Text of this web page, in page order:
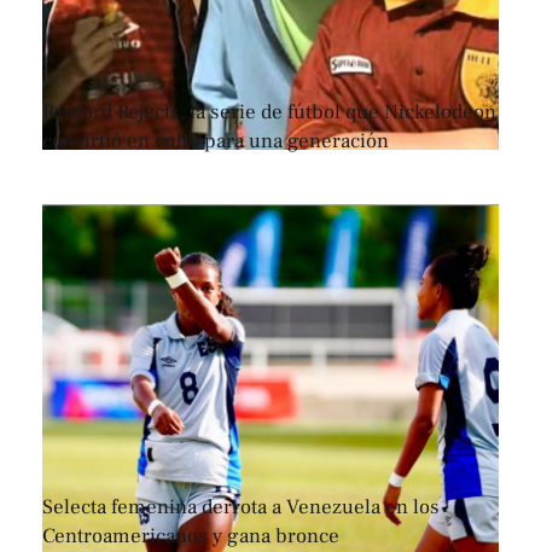
Renford Rejects, la serie de fútbol que Nickelodeon
convirtió en culto para una generación
Selecta femenina derrota a Venezuela en los
Centroamericanos y gana bronce